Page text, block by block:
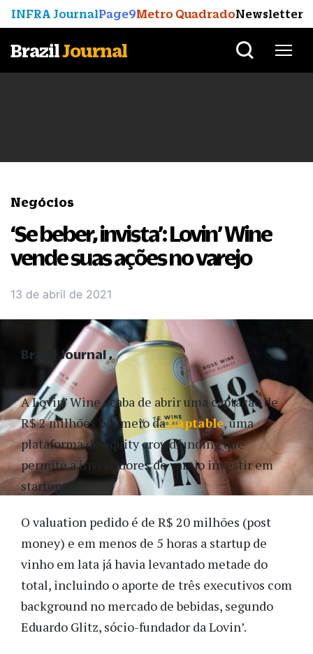
INFRA JournalPage9Metro QuadradoNewsletter
BrazilJournal
Negócios
‘Se beber, invista’: Lovin’ Wine
vende suas ações no varejo
13 de abril de 2021
A Lovin’ Wine acaba de abrir uma captação de
R$ 2 milhões por meio daCaptable, uma
plataforma de equity crowdfunding que
permite a investidores de varejo investir em
startups.
O valuation pedido é de R$ 20 milhões (post
money) e em menos de 5 horas a startup de
vinho em lata já havia levantado metade do
total, incluindo o aporte de três executivos com
background no mercado de bebidas, segundo
Eduardo Glitz, sócio-fundador da Lovin’.
Brazil Journal